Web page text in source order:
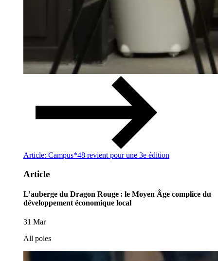
Article: Campus*48 revient pour une 3e édition
Article
L’auberge du Dragon Rouge : le Moyen Âge complice du
développement économique local
31 Mar
All poles